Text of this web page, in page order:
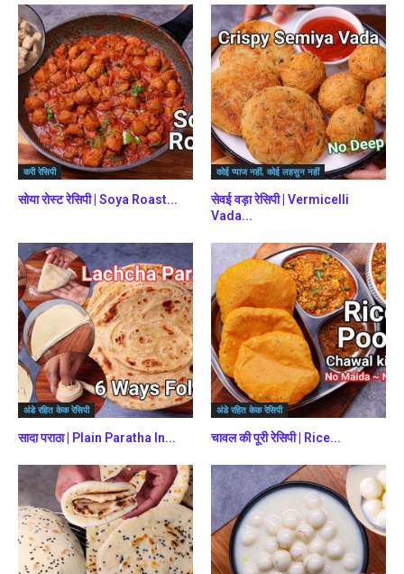
करी रेसिपी
सोया रोस्ट रेसिपी | Soya Roast...
कोई प्याज नहीं, कोई लहसुन नहीं
सेवई वड़ा रेसिपी | Vermicelli
Vada...
अंडे रहित केक रेसिपी
सादा पराठा | Plain Paratha In...
अंडे रहित केक रेसिपी
चावल की पूरी रेसिपी | Rice...